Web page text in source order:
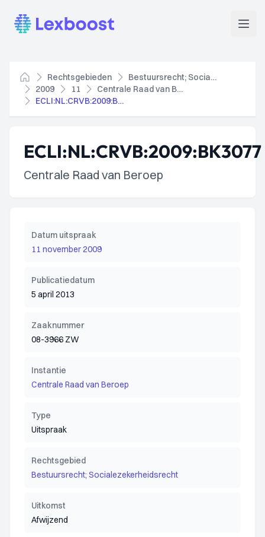
Lexboost
Home
Rechtsgebieden
Bestuursrecht; Socialezekerheidsrecht
2009
11
Centrale Raad van Beroep
ECLI:NL:CRVB:2009:BK3077
ECLI:NL:CRVB:2009:BK3077
Centrale Raad van Beroep
Datum uitspraak
11 november 2009
Publicatiedatum
5 april 2013
Zaaknummer
08-3966 ZW
Instantie
Centrale Raad van Beroep
Type
Uitspraak
Rechtsgebied
Bestuursrecht; Socialezekerheidsrecht
Uitkomst
Afwijzend